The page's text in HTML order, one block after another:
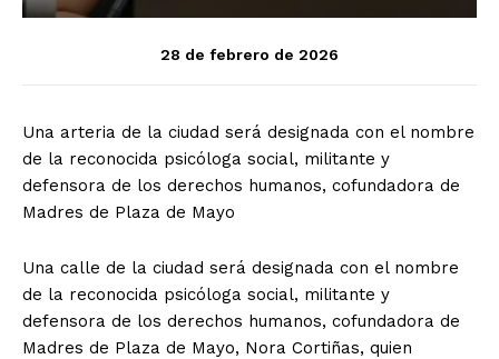
28 de febrero de 2026
Una arteria de la ciudad será designada con el nombre
de la reconocida psicóloga social, militante y
defensora de los derechos humanos, cofundadora de
Madres de Plaza de Mayo
Una calle de la ciudad será designada con el nombre
de la reconocida psicóloga social, militante y
defensora de los derechos humanos, cofundadora de
Madres de Plaza de Mayo, Nora Cortiñas, quien